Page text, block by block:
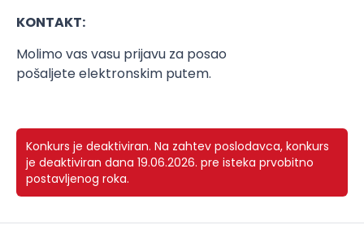
KONTAKT:
Molimo vas vasu prijavu za posao
pošaljete elektronskim putem.
Konkurs je deaktiviran. Na zahtev poslodavca, konkurs
je deaktiviran dana 19.06.2026. pre isteka prvobitno
postavljenog roka.